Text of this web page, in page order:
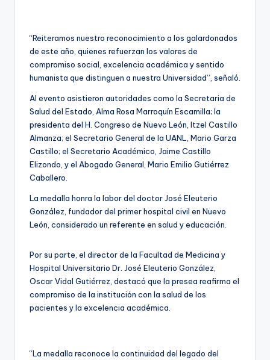
“Reiteramos nuestro reconocimiento a los galardonados
de este año, quienes refuerzan los valores de
compromiso social, excelencia académica y sentido
humanista que distinguen a nuestra Universidad”, señaló.
Al evento asistieron autoridades como la Secretaria de
Salud del Estado, Alma Rosa Marroquín Escamilla; la
presidenta del H. Congreso de Nuevo León, Itzel Castillo
Almanza; el Secretario General de la UANL, Mario Garza
Castillo; el Secretario Académico, Jaime Castillo
Elizondo, y el Abogado General, Mario Emilio Gutiérrez
Caballero.
La medalla honra la labor del doctor José Eleuterio
González, fundador del primer hospital civil en Nuevo
León, considerado un referente en salud y educación.
Por su parte, el director de la Facultad de Medicina y
Hospital Universitario Dr. José Eleuterio González,
Oscar Vidal Gutiérrez, destacó que la presea reafirma el
compromiso de la institución con la salud de los
pacientes y la excelencia académica.
“La medalla reconoce la continuidad del legado del